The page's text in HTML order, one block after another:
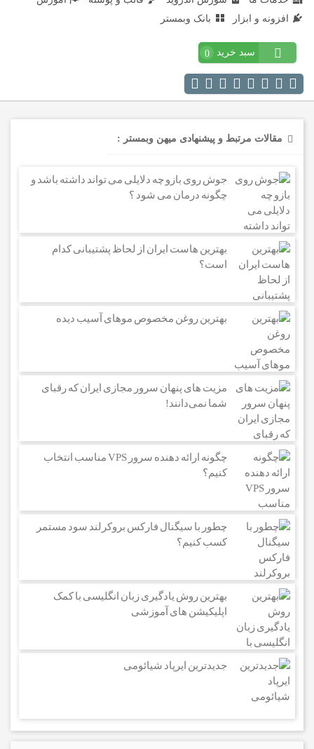
افزونه و ابزار
بانک وبمستر
سبد خرید 0
مقالات مرتبط و پیشنهادی میهن وبمستر :
جوش روی بازو چه دلایلی می تواند داشته باشد و
چگونه درمان می شود ؟
بهترین هاست ایران از لحاظ پشتیبانی کدام
است؟
بهترین روغن مخصوص موهای آسیب دیده
مزیت های پنهان سرور مجازی ایران که رقبای
شما نمی‌دانند!
چگونه ارائه دهنده سرور VPS مناسب انتخاب
کنیم؟
چطور با سیگنال فارکس بروکرلند سود مستمر
کسب کنیم؟
بهترین روش یادگیری زبان انگلیسی با کمک
اپلیکیشن های آموزشی
جدیدترین ایرپاد شیائومی